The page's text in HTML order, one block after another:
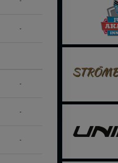
-
-
-
-